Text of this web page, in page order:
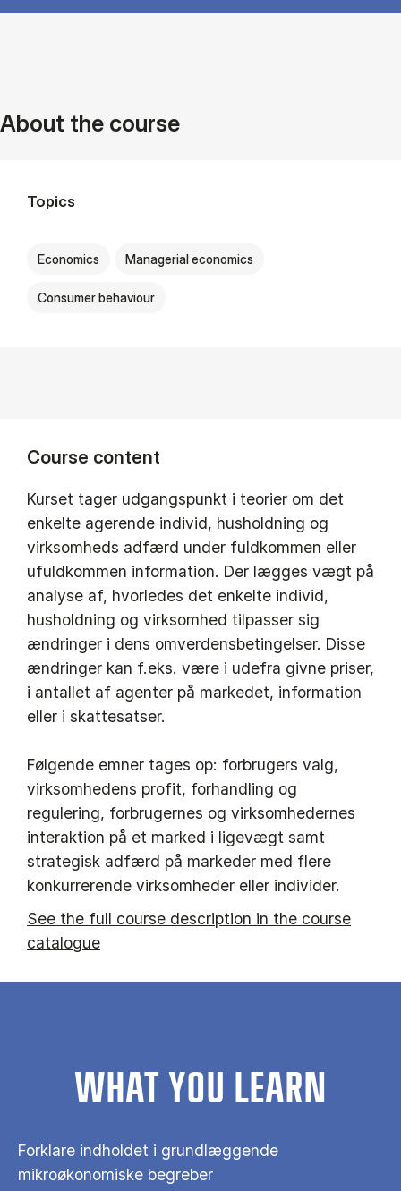
About the course
Topics
Economics Managerial economics
Consumer behaviour
Course content
Kurset tager udgangspunkt i teorier om det
enkelte agerende individ, husholdning og
virksomheds adfærd under fuldkommen eller
ufuldkommen information. Der lægges vægt på
analyse af, hvorledes det enkelte individ,
husholdning og virksomhed tilpasser sig
ændringer i dens omverdensbetingelser. Disse
ændringer kan f.eks. være i udefra givne priser,
i antallet af agenter på markedet, information
eller i skattesatser.
Følgende emner tages op: forbrugers valg,
virksomhedens profit, forhandling og
regulering, forbrugernes og virksomhedernes
interaktion på et marked i ligevægt samt
strategisk adfærd på markeder med flere
konkurrerende virksomheder eller individer.
See the full course description in the course
catalogue
WHAT YOU LEARN
Forklare indholdet i grundlæggende
mikroøkonomiske begreber